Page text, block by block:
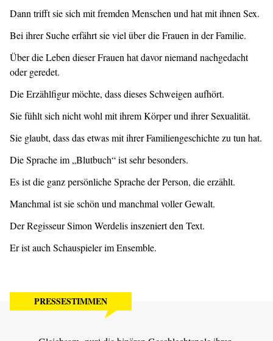
Dann trifft sie sich mit fremden Menschen und hat mit ihnen Sex.
Bei ihrer Suche erfährt sie viel über die Frauen in der Familie.
Über die Leben dieser Frauen hat davor niemand nachgedacht
oder geredet.
Die Erzählfigur möchte, dass dieses Schweigen aufhört.
Sie fühlt sich nicht wohl mit ihrem Körper und ihrer Sexualität.
Sie glaubt, dass das etwas mit ihrer Familiengeschichte zu tun hat.
Die Sprache im „Blutbuch“ ist sehr besonders.
Es ist die ganz persönliche Sprache der Person, die erzählt.
Manchmal ist sie schön und manchmal voller Gewalt.
Der Regisseur Simon Werdelis inszeniert den Text.
Er ist auch Schauspieler im Ensemble.
PRESSESTIMMEN